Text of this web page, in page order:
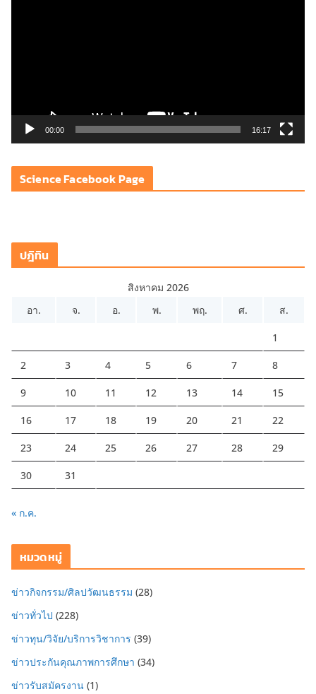
ดี
โ
00:00 16:17
Science Facebook Page
ปฎิทิน
สิงหาคม 2026
อา.
จ. อ. พ. พฤ. ศ. ส.
1
2 3 4 5 6 7 8
9 10 11 12 13 14 15
16 17 18 19 20 21 22
23 24 25 26 27 28 29
30 31
« ก.ค.
หมวดหมู่
ข่าวกิจกรรม/ศิลปวัฒนธรรม (28)
ข่าวทั่วไป (228)
ข่าวทุน/วิจัย/บริการวิชาการ (39)
ข่าวประกันคุณภาพการศึกษา (34)
ข่าวรับสมัครงาน (1)